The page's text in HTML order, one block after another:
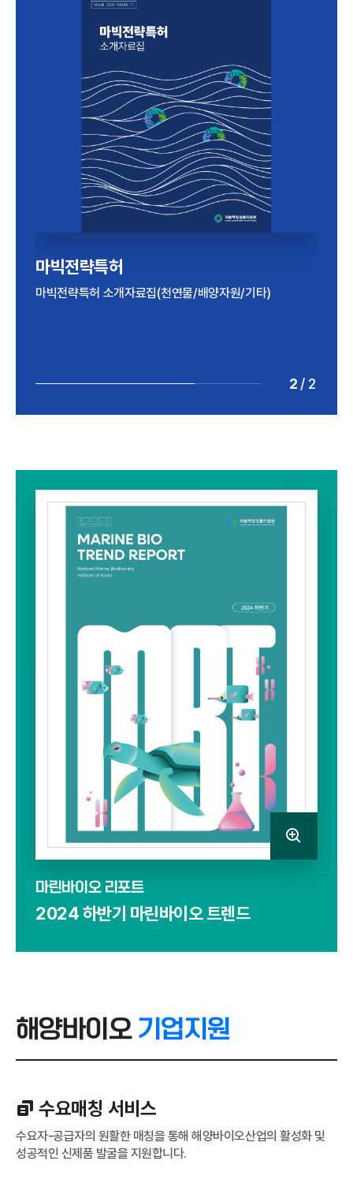
해양바이오산업 실태조사
2024년 기준 해양바이오산업 실태조사 보고서
마빅전략특허
마빅전략특허 소개자료집(천연물/배양자원/기타)
2 / 2
마린바이오 리포트
2024 하반기 마린바이오 트렌드
해양바이오 기업지원
수요매칭 서비스
수요자-공급자의 원활한 매칭을 통해 해양바이오산업의 활성화 및
성공적인 신제품 발굴을 지원합니다.